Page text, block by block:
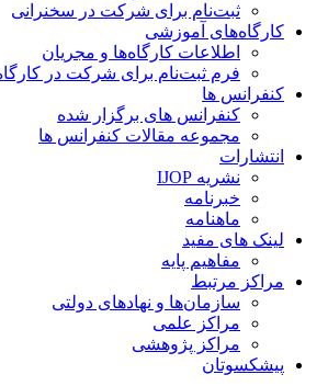
ثبت‌نام برای شرکت در سخنرانی
کارگاه‌های آموزشی
اطلاعات کارگاه‌ها و مجریان
فرم ثبت‌نام برای شرکت در کارگاه
کنفرانس ها
کنفرانس های برگزار شده
مجموعه مقالات کنفرانس ها
انتشارات
نشریه IJOP
خبرنامه
ماهنامه
لینک های مفید
مفاهیم پایه
مراکز مرتبط
سازمان‌ها و نهادهای دولتی
مراکز علمی
مراکز پژوهشی
پیشکسوتان